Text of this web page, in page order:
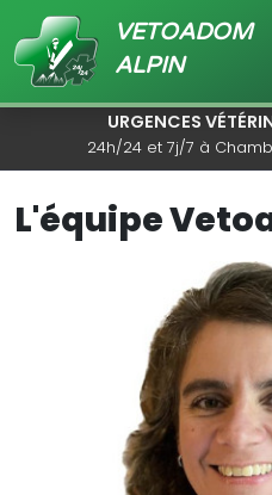
VETOADOM
ALPIN
URGENCES
24h/24 et 7j/7 à
L'équipe